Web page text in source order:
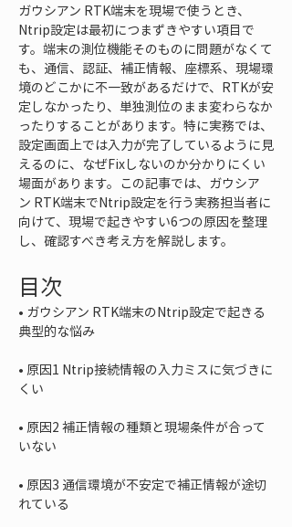
ガウシアン RTK端末を現場で使うとき、
Ntrip設定は最初につまずきやすい項目で
す。端末の測位機能そのものに問題がなくて
も、通信、認証、補正情報、座標系、現場環
境のどこかに不一致があるだけで、RTKが安
定しなかったり、単独測位のまま変わらなか
ったりすることがあります。特に実務では、
設定画面上では入力が完了しているように見
えるのに、なぜFixしないのか分かりにくい
場面があります。この記事では、ガウシア
ン RTK端末でNtrip設定を行う実務担当者に
向けて、現場で起きやすい6つの原因を整理
し、確認すべき考え方を解説します。
目次
• ガウシアン RTK端末のNtrip設定で起きる
• 原因1 Ntrip接続情報の入力ミスに気づきに
• 原因2 補正情報の種類と現場条件が合って
• 原因3 通信環境が不安定で補正情報が途切